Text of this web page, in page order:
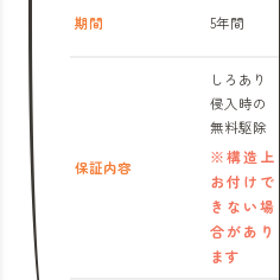
期間 5年間
保証内容
しろあり
侵入時の
無料駆除
※構造上
お付けで
きない場
合があり
ます